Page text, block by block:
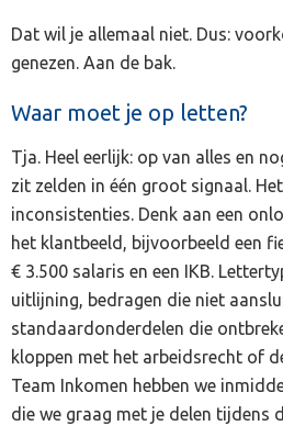
Dat wil je allemaal niet. Dus:
genezen. Aan de bak.
Waar moet je op letten?
Tja. Heel eerlijk: op van alles en
zit zelden in één groot signaal.
inconsistenties. Denk aan een
het klantbeeld, bijvoorbeeld een
€ 3.500 salaris en een IKB.
uitlijning, bedragen die niet
standaardonderdelen die
kloppen met het arbeidsrecht of
Team Inkomen hebben we
die we graag met je delen tijdens